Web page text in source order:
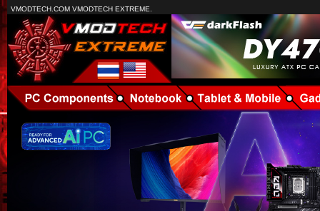
VMODTECH.COM VMODTECH EXTREME.